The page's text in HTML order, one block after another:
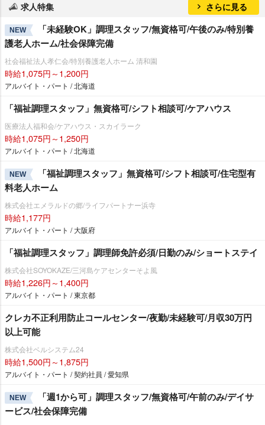
求人特集 さらに見る
NEW
「未経験OK」調理スタッフ/無資格可/午後のみ/特別養
護老人ホーム/社会保障完備
社会福祉法人孝仁会/特別養護老人ホーム 清和園
時給1,075円～1,200円
アルバイト・パート / 北海道
「福祉調理スタッフ」無資格可/シフト相談可/ケアハウス
医療法人福和会/ケアハウス・スカイラーク
時給1,075円～1,250円
アルバイト・パート / 北海道
NEW
「福祉調理スタッフ」無資格可/シフト相談可/住宅型有
料老人ホーム
株式会社エメラルドの郷/ライフパートナー浜寺
時給1,177円
アルバイト・パート / 大阪府
「福祉調理スタッフ」調理師免許必須/日勤のみ/ショートステイ
株式会社SOYOKAZE/三河島ケアセンターそよ風
時給1,226円～1,400円
アルバイト・パート / 東京都
クレカ不正利用防止コールセンター/夜勤/未経験可/月収30万円
以上可能
株式会社ベルシステム24
時給1,500円～1,875円
アルバイト・パート / 契約社員 / 愛知県
NEW
「週1から可」調理スタッフ/無資格可/午前のみ/デイサ
ービス/社会保障完備